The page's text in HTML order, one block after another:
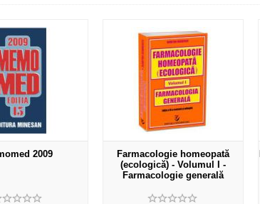
2009
Farmacologie homeopată
(ecologică) - Volumul I -
Farmacologie generală